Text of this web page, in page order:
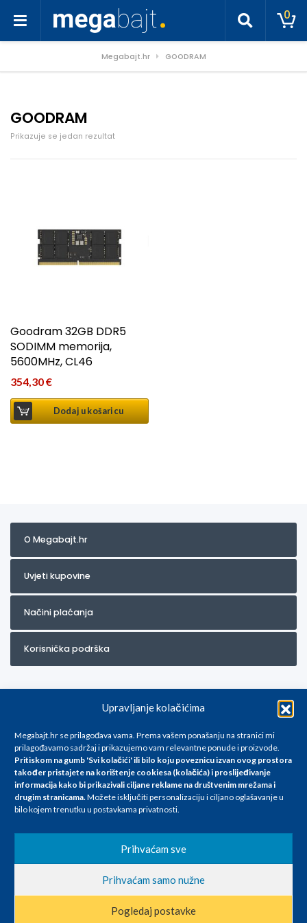
Upravljanje kolačićima
Megabajt.hr se prilagođava vama. Prema vašem ponašanju na stranici mi
prilagođavamo sadržaj i prikazujemo vam relevantne ponude i proizvode.
Pritiskom na gumb 'Svi kolačići' ili bilo koju poveznicu izvan ovog prostora
također pristajete na korištenje cookiesa (kolačića) i proslijeđivanje
informacija kako bi prikazivali ciljane reklame na društvenim mrežama i
drugim stranicama.Možete isključiti personalizaciju i ciljano oglašavanje u
bilo kojem trenutku u postavkama privatnosti.
Prihvaćam sve
Prihvaćam samo nužne
Pogledaj postavke
0
Megabajt.hr GOODRAM
GOODRAM
Prikazuje se jedan rezultat
Goodram 32GB DDR5
SODIMM memorija,
5600MHz, CL46
354,30€
Dodaj u košaricu
O Megabajt.hr
Uvjeti kupovine
Načini plaćanja
Korisnička podrška
Za artikle kojih trenutno nema u ponudi obratite nam se na
info@megabajt.hr. Sve cijene su informativnog karaktera i podložne su
promjenama, a
iskazane su za avansno plaćanje(gotovina) u Eurima i uključuju PDV. Sve
se razlikovati od cijena u našim poslovnicama. Trudimo se dati što bolji
i točniji opis i sliku. Unatoč tome, ne možemo garantirati da su svi
nastale u opisu proizvoda, greške prilikom štampanja te promjene
cijena.